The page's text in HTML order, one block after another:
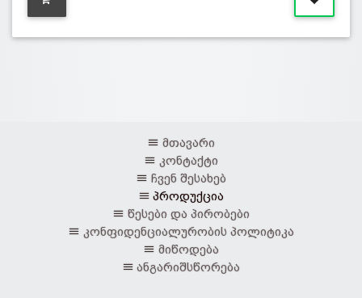
მთავარი
კონტაქტი
ჩვენ შესახებ
პროდუქცია
წესები და პირობები
კონფიდენციალურობის პოლიტიკა
მიწოდება
ანგარიშსწორება